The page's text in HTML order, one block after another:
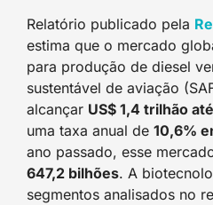
Relatório publicado pela
estima que o mercado
para produção de diesel
sustentável de aviação
alcançar US$ 1,4 trilhão
uma taxa anual de 10,6%
ano passado, esse
647,2 bilhões. A
segmentos analisados ​​no